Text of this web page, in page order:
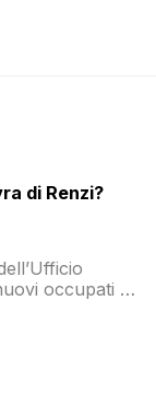
di Renzi?
occupati di